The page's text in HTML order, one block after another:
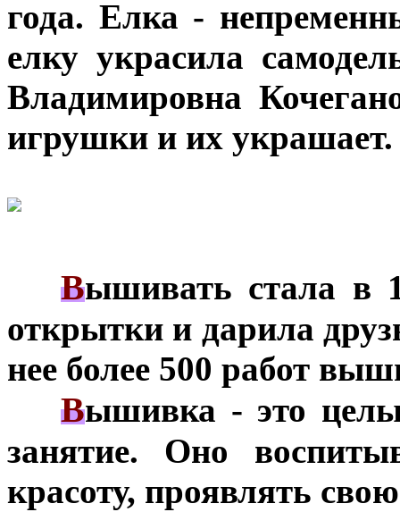
года. Елка -
елку украсила
Владимировна
игрушки и их украшает.
Вышивать стала в
открытки и дарила
нее более 500 работ
Вышивка - это
занятие. Оно
красоту, проявлять